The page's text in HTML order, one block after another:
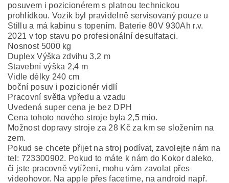
posuvem i pozicionérem s platnou technickou
prohlídkou. Vozík byl pravidelně servisovaný pouze u
Stillu a má kabinu s topením. Baterie 80V 930Ah r.v.
2021 v top stavu po profesionální desulfataci.
Nosnost 5000 kg
Duplex Výška zdvihu 3,2 m
Stavební výška 2,4 m
Vidle délky 240 cm
boční posuv i pozicionér vidlí
Pracovní světla vpředu a vzadu
Uvedená super cena je bez DPH
Cena tohoto nového stroje byla 2,5 mio.
Možnost dopravy stroje za 28 Kč za km se složením na
zem.
Pokud se chcete přijet na stroj podívat, zavolejte nám na
tel: 723300902. Pokud to máte k nám do Kokor daleko,
či jste pracovně vytíženi, mohu vám zavolat přes
videohovor. Na apple přes facetime, na android např.